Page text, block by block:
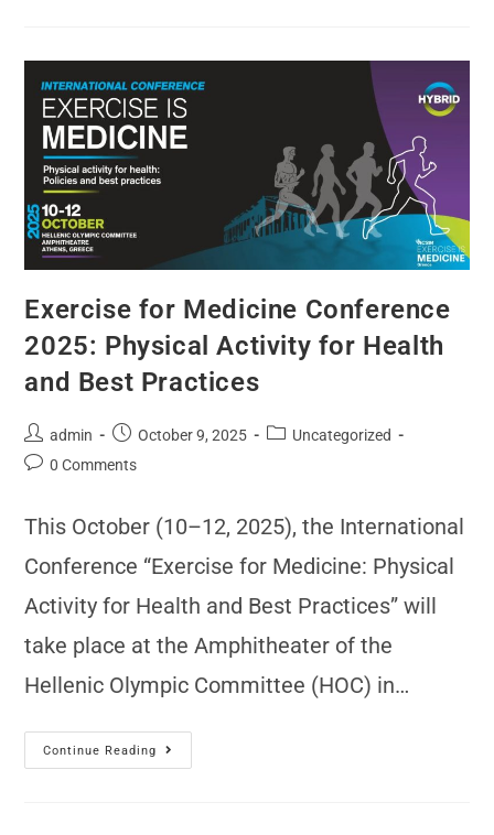
Exercise for Medicine Conference
2025: Physical Activity for Health
and Best Practices
admin October 9, 2025
Uncategorized
0 Comments
This October (10–12, 2025), the International
Conference “Exercise for Medicine: Physical
Activity for Health and Best Practices” will
take place at the Amphitheater of the
Hellenic Olympic Committee (HOC) in…
Continue Reading